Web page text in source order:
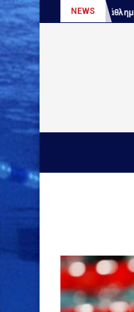
NEWS
Παγκόσμιο πρωτάθλημα